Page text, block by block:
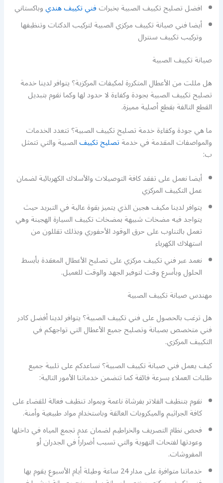
افضل تصليح تكييف الصبية بخبراتفني تكييف هنديوباكستاني
أيضا فني صيانة تكييف مركزي الصبية لتركيب الدكتات وتنظيفها
وتركيب تكييف سنترال
صيانة تكييف الصبية
هل مللت من الأعطال المتكررة لمكيفات المركزية؟ يتوافر لدينا خدمة
تصليح تكييف الصبية بجودة وكفاءة لا حدود لها وكما نقوم بتبديل
القطع التالفة بقطع أصلية مميزة.
ما هي جودة وكفاءة خدمة تصليح تكييف الصبية؟ تتعدد الخدمات
والمواصفات المقدمة في خدمةتصليح تكييفالصبية والتي تتمثل
ب:
أيضا نعمل على تفقد كافة التوصيلات والأسلاك الكهربائية لضمان
عمل التكييف المركزي
يتوافر لدينا مكيف هجين الذي يتميز بقوة عالية في التبريد حيث
يتواجد فيه مضخات شبيهة بمضخات تكييف السيارة الهجينة وهي
تعمل بالتناوب على حرق الوقود الأحفوري وبذلك تقللون من
استهلاك الكهرباء
نعمد عبر فني تكييف مركزي على تصليح الأعطال المعقدة بأبسط
الحلول وبأسرع وقت لتوفير الجهد والوقت للعميل.
مهندس صيانة تكييف الصبية
هل ترغب بالحصول على فني تكييف الصبية؟ يتوافر لدينا أفضل كادر
فني متخصص بصيانة وتصليح جميع الأعطال التي تواجهكم في
التكييف المركزي.
كيف يعمل فني صيانة تكييف الصبية؟ نساعدكم على تلبية جميع
طلبات العملاء بسرعة فائقة كما تتضمن خدماتنا الأمور التالية:
نقوم بتنظيف الفلاتر بفرشاة ناعمة وبمواد تنظيف فعالة للقضاء على
كافة الجراثيم والميكروبات العالقة وباستخدام مواد طبيعية وأمنة.
فحص نظام التصريف والخراطيم لضمان عدم تجمع المياه في داخلها
وعودتها لفتحات التهوية والتي تسبب أضراراً في الجدران أو
المفروشات.
خدماتنا متوافرة على مدار 24 ساعة وطيلة أيام الأسبوع يقوم بها